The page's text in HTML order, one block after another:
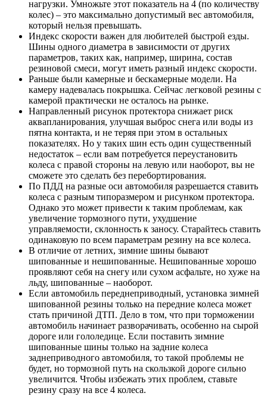
нагрузки. Умножьте этот показатель на 4 (по количеству
колес) – это максимально допустимый вес автомобиля,
который нельзя превышать.
Индекс скорости важен для любителей быстрой езды.
Шины одного диаметра в зависимости от других
параметров, таких как, например, ширина, состав
резиновой смеси, могут иметь разный индекс скорости.
Раньше были камерные и бескамерные модели. На
камеру надевалась покрышка. Сейчас легковой резины с
камерой практически не осталось на рынке.
Направленный рисунок протектора снижает риск
аквапланирования, улучшая выброс снега или воды из
пятна контакта, и не теряя при этом в остальных
показателях. Но у таких шин есть один существенный
недостаток – если вам потребуется переустановить
колеса с правой стороны на левую или наоборот, вы не
сможете это сделать без перебортирования.
По ПДД на разные оси автомобиля разрешается ставить
колеса с разным типоразмером и рисунком протектора.
Однако это может привести к таким проблемам, как
увеличение тормозного пути, ухудшение
управляемости, склонность к заносу. Старайтесь ставить
одинаковую по всем параметрам резину на все колеса.
В отличие от летних, зимние шины бывают
шипованные и нешипованные. Нешипованные хорошо
проявляют себя на снегу или сухом асфальте, но хуже на
льду, шипованные – наоборот.
Если автомобиль переднеприводный, установка зимней
шипованной резины только на передние колеса может
стать причиной ДТП. Дело в том, что при торможении
автомобиль начинает разворачивать, особенно на сырой
дороге или гололедице. Если поставить зимние
шипованные шины только на задние колеса
заднеприводного автомобиля, то такой проблемы не
будет, но тормозной путь на скользкой дороге сильно
увеличится. Чтобы избежать этих проблем, ставьте
резину сразу на все 4 колеса.